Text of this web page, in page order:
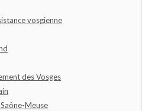
vosgienne
des Vosges
Meuse